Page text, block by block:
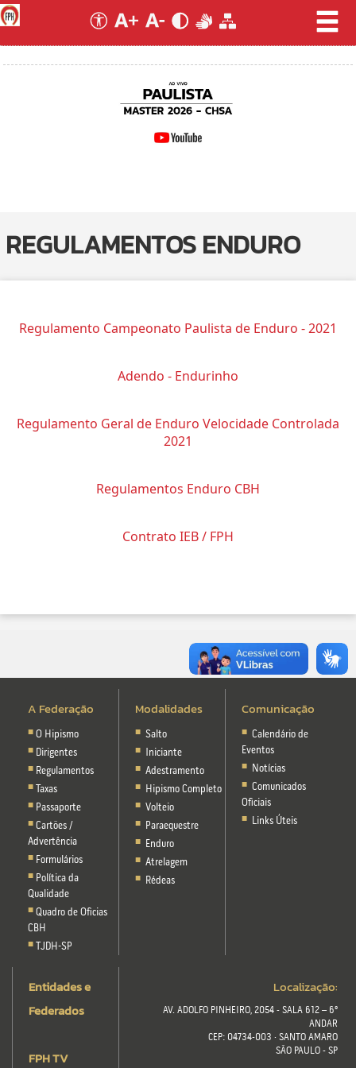
REGULAMENTOS ENDURO
Regulamento Campeonato Paulista de Enduro - 2021
Adendo - Endurinho
Regulamento Geral de Enduro Velocidade Controlada
2021
Regulamentos Enduro CBH
Contrato IEB / FPH
A Federação
O Hipismo
Dirigentes
Regulamentos
Taxas
Passaporte
Cartões /
Advertência
Formulários
Política da
Qualidade
Quadro de Oficias
CBH
TJDH-SP
Modalidades
Salto
Iniciante
Adestramento
Hipismo Completo
Volteio
Paraequestre
Enduro
Atrelagem
Rédeas
Comunicação
Calendário de
Eventos
Notícias
Comunicados
Oficiais
Links Úteis
Entidades e
Federados
FPH TV
Localização:
AV. ADOLFO PINHEIRO, 2054 - SALA 612 – 6º
ANDAR
CEP: 04734-003 · SANTO AMARO
SÃO PAULO - SP